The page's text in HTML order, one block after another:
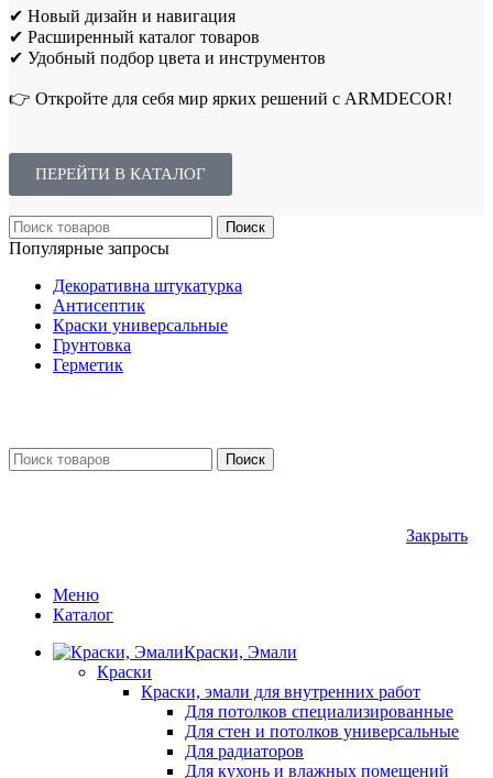
✔ Новый дизайн и навигация
✔ Расширенный каталог товаров
✔ Удобный подбор цвета и инструментов
👉 Откройте для себя мир ярких решений с ARMDECOR!
ПЕРЕЙТИ В КАТАЛОГ
Поиск
Популярные запросы
Декоративна штукатурка
Антисептик
Краски универсальные
Грунтовка
Герметик
Поиск
Закрыть
Меню
Каталог
Краски, Эмали
Краски
Краски, эмали для внутренних работ
Для потолков специализированные
Для стен и потолков универсальные
Для радиаторов
Для кухонь и влажных помещений